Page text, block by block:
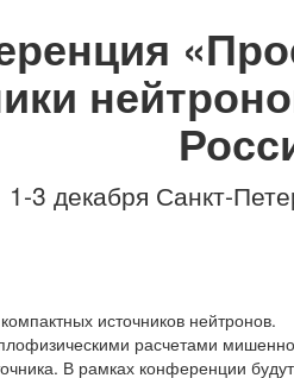
1-3 декабря Санкт-
источников нейтронов.
расчетами
В рамках конференции будут